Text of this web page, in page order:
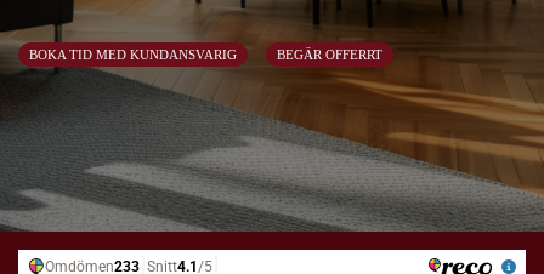
BOKA TID MED KUNDANSVARIG BEGÄR OFFERRT